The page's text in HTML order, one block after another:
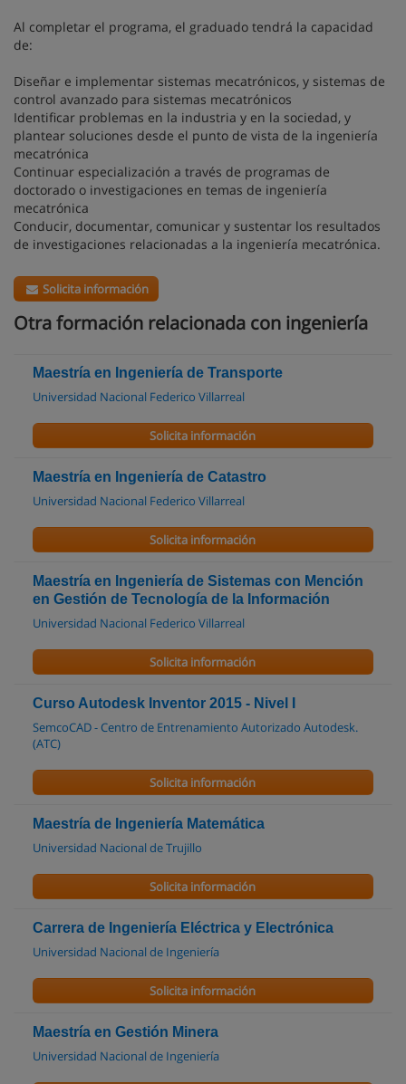
Al completar el programa, el graduado tendrá la capacidad
de:
Diseñar e implementar sistemas mecatrónicos, y sistemas de
control avanzado para sistemas mecatrónicos
Identificar problemas en la industria y en la sociedad, y
plantear soluciones desde el punto de vista de la ingeniería
mecatrónica
Continuar especialización a través de programas de
doctorado o investigaciones en temas de ingeniería
mecatrónica
Conducir, documentar, comunicar y sustentar los resultados
de investigaciones relacionadas a la ingeniería mecatrónica.
Solicita información
Otra formación relacionada con ingeniería
Maestría en Ingeniería de Transporte
Universidad Nacional Federico Villarreal
Solicita información
Maestría en Ingeniería de Catastro
Universidad Nacional Federico Villarreal
Solicita información
Maestría en Ingeniería de Sistemas con Mención
en Gestión de Tecnología de la Información
Universidad Nacional Federico Villarreal
Solicita información
Curso Autodesk Inventor 2015 - Nivel I
SemcoCAD - Centro de Entrenamiento Autorizado Autodesk.
(ATC)
Solicita información
Maestría de Ingeniería Matemática
Universidad Nacional de Trujillo
Solicita información
Carrera de Ingeniería Eléctrica y Electrónica
Universidad Nacional de Ingeniería
Solicita información
Maestría en Gestión Minera
Universidad Nacional de Ingeniería